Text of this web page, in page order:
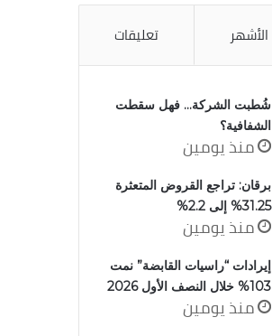
الأشهر تعليقات
شُطبت الشركة… فهل سقطت
الشفافية؟
منذ يومين
برقان: تراجع القروض المتعثرة
31.25% إلى 2.2%
منذ يومين
إيرادات “راسيات القابضة” نمت
103% خلال النصف الأول 2026
منذ يومين